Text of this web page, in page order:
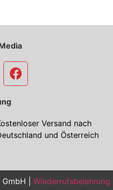
Versand nach
und Österreich
| Wiederrufsbelehrung